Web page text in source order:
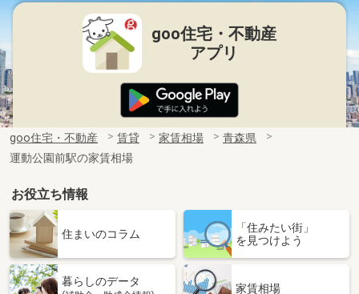
goo住宅・不動産
アプリ
goo住宅・不動産 賃貸 家賃相場
青森県
運動公園前駅の家賃相場
お役立ち情報
住まいのコラム
「住みたい街」
を見つけよう
暮らしのデータ
家賃相場